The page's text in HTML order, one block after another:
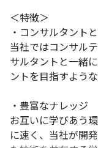
＜特徴＞
・コンサルタント
当社ではコンサル
サルタントと一緒
ントを目指すよう
・豊富なナレッジ
お互いに学びあう
に速く、当社が開